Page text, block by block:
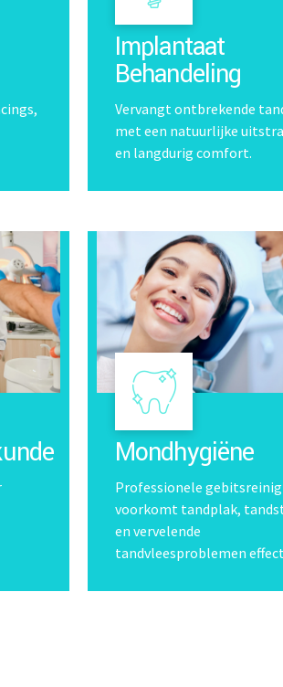
Implantaat
Behandeling
Vervangt ontbrekende
met een natuurlijke
en langdurig comfort.
Mondhygiëne
Professionele
voorkomt tandplak,
en vervelende
tandvleesproblemen